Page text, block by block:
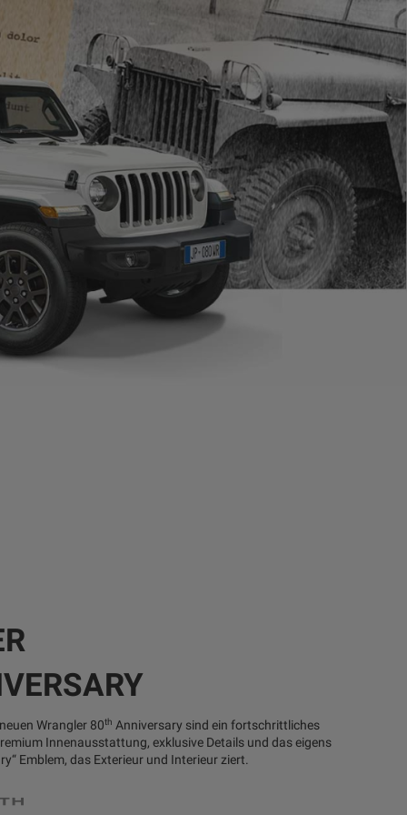
Wrangler 80th Anniversary sind ein fortschrittliches
Innenausstattung, exklusive Details und das eigens
Emblem, das Exterieur und Interieur ziert.